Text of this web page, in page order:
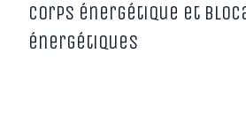
Corps énergétique et
énergétiques